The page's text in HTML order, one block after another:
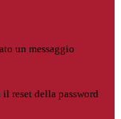
un messaggio
reset della password